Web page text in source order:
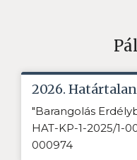
2026.
"Barangolás
HAT-KP-1-2025/1-
000974